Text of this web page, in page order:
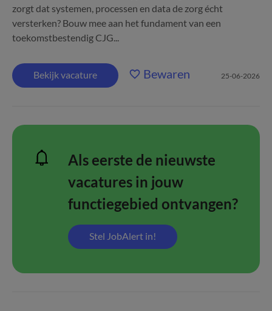
zorgt dat systemen, processen en data de zorg écht
versterken? Bouw mee aan het fundament van een
toekomstbestendig CJG...
Bekijk vacature Bewaren 25-06-2026
Als eerste de nieuwste
vacatures in jouw
functiegebied ontvangen?
Stel JobAlert in!